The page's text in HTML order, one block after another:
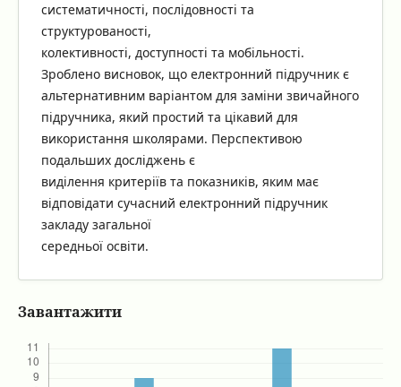
систематичності, послідовності та
структурованості,
колективності, доступності та мобільності.
Зроблено висновок, що електронний підручник є
альтернативним варіантом для заміни звичайного
підручника, який простий та цікавий для
використання школярами. Перспективою
подальших досліджень є
виділення критеріїв та показників, яким має
відповідати сучасний електронний підручник
закладу загальної
середньої освіти.
Завантажити